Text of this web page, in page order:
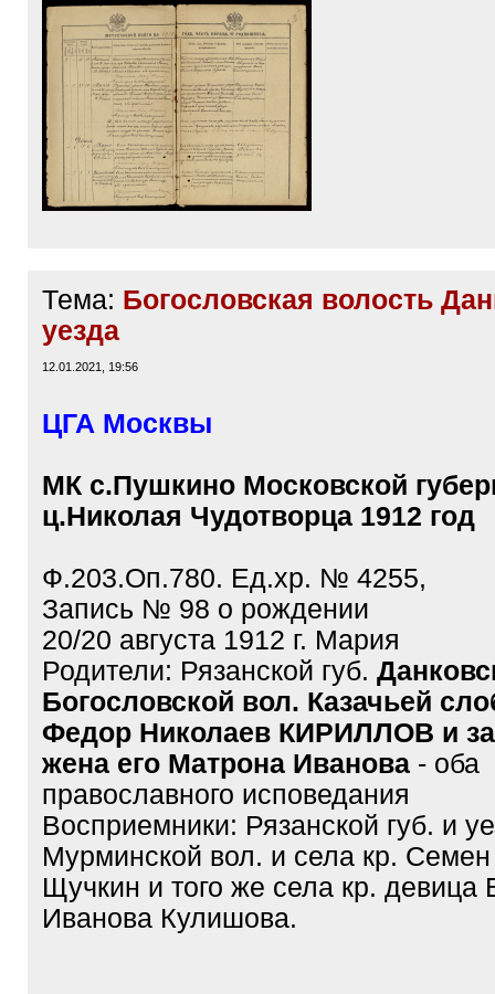
Тема: Богословская волость
уезда
12.01.2021, 19:56
ЦГА Москвы
МК с.Пушкино Московской
ц.Николая Чудотворца 1912 год
Ф.203.Оп.780. Ед.хр. № 4255,
Запись № 98 о рождении
20/20 августа 1912 г. Мария
Родители: Рязанской губ.
Богословской вол. Казачьей
Федор Николаев КИРИЛЛОВ и
жена его Матрона Иванова - оба
православного исповедания
Восприемники: Рязанской губ. и
Мурминской вол. и села кр.
Щучкин и того же села кр.
Иванова Кулишова.